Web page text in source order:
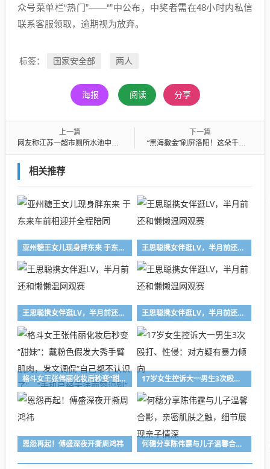
众号菜单栏“热门”——“”中公布，中奖者需在48小时内私信
联系客服领取，逾期视为放弃。
标签： 国家安全部 两人
海报 阅读 分享
上一篇
网友称江苏一超市厕所水池中有4只冷冻鸡，“泡一泡继续卖”，超市：视频系被劝退员工发布，泡的是下架鸡肉晚上就扔；市监局回应
下一篇
“黑海撒金”刷屏洛阳！这朵千年国花，正靠科技变身“印钞机”
相关推荐
亚州糖王女儿现身胖东来 于东来车前相迎并全程陪同 王思聪携女伴逛LV，半月前还和懒懒温网观赛
王思聪携女伴逛LV，半月前还和懒懒温网观赛 王思聪携女伴逛LV，半月前还和懒懒温网观赛
格斗女王张伟丽化妆后秒变“甜妹”：戴粉色假发大秀手臂肌肉，发文调侃“自己都不认识了”，“手机已经无法面容识别” 17岁女生控诉大一男生3次殴打、性侵：对方疑有暴力倾向
恩怨再起！傅盛深夜开撕周鸿祎 何穗分享陈伟霆与儿子温馨合影，亲密肌肤之触，细节展现亲子情深